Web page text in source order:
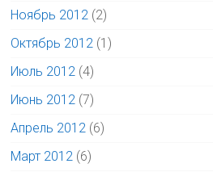
Ноябрь 2012 (2)
Октябрь 2012 (1)
Июль 2012 (4)
Июнь 2012 (7)
Апрель 2012 (6)
Март 2012 (6)